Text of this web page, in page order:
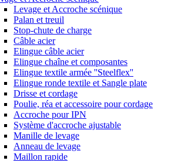
Levage et Accroche scénique
Palan et treuil
Stop-chute de charge
Câble acier
Elingue câble acier
Elingue chaîne et composantes
Elingue textile armée ''Steelflex''
Elingue ronde textile et Sangle plate
Drisse et cordage
Poulie, réa et accessoire pour cordage
Accroche pour IPN
Système d'accroche ajustable
Manille de levage
Anneau de levage
Maillon rapide